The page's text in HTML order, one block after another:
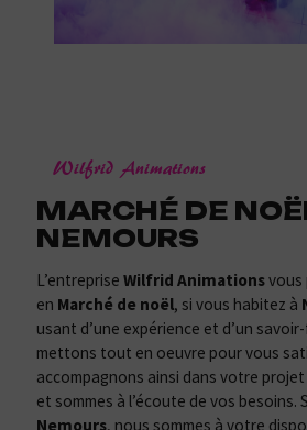
Wilfrid Animations
MARCHÉ DE NOËL À
NEMOURS
L’entreprise Wilfrid Animationsvous
en Marché de noël, si vous habitez à
usant d’une expérience et d’un
mettons tout en oeuvre pour vous
accompagnons ainsi dans votre projet
et sommes à l’écoute de vos besoins.
Nemours, nous sommes à votre